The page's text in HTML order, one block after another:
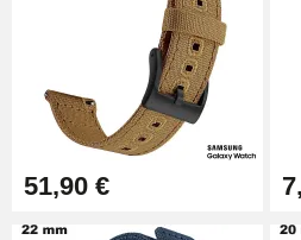
Kit Horlogerie
26,90 €
Boîte Pompe
Diamètre 1,50 mm
14,08 €
51,90 €